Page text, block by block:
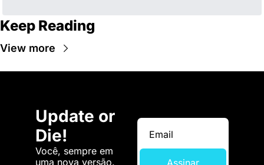
Keep Reading
View more
Update or
Die!
Você, sempre em
uma nova versão.